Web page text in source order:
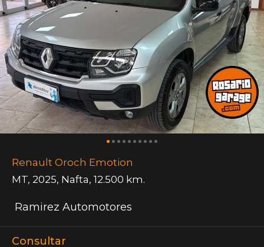
Renault Oroch Emotion
MT, 2025, Nafta, 12.500 km.
Ramirez Automotores
Consultar